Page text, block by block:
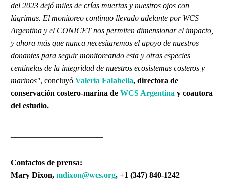
del 2023 dejó miles de crías muertas y nuestros ojos con
lágrimas. El monitoreo continuo llevado adelante por WCS
Argentina y el CONICET nos permiten dimensionar el impacto,
y ahora más que nunca necesitaremos el apoyo de nuestros
donantes para seguir monitoreando esta y otras especies
centinelas de la integridad de nuestros ecosistemas costeros y
marinos", concluyó Valeria Falabella, directora de
conservación costero-marina de WCS Argentina y coautora
del estudio.
Contactos de prensa:
Mary Dixon, mdixon@wcs.org, +1 (347) 840-1242